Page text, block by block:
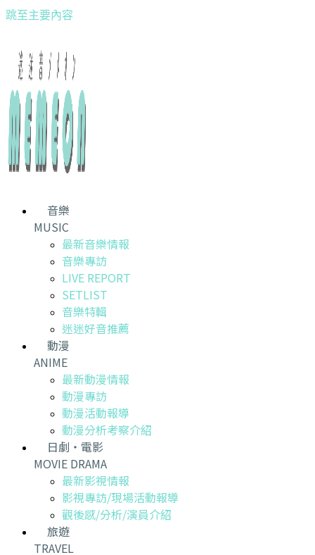
跳至主要內容
音樂
MUSIC
最新音樂情報
音樂專訪
LIVE REPORT
SETLIST
音樂特輯
迷迷好音推薦
動漫
ANIME
最新動漫情報
動漫專訪
動漫活動報導
動漫分析考察介紹
日劇・電影
MOVIE DRAMA
最新影視情報
影視專訪/現場活動報導
觀後感/分析/演員介紹
旅遊
TRAVEL